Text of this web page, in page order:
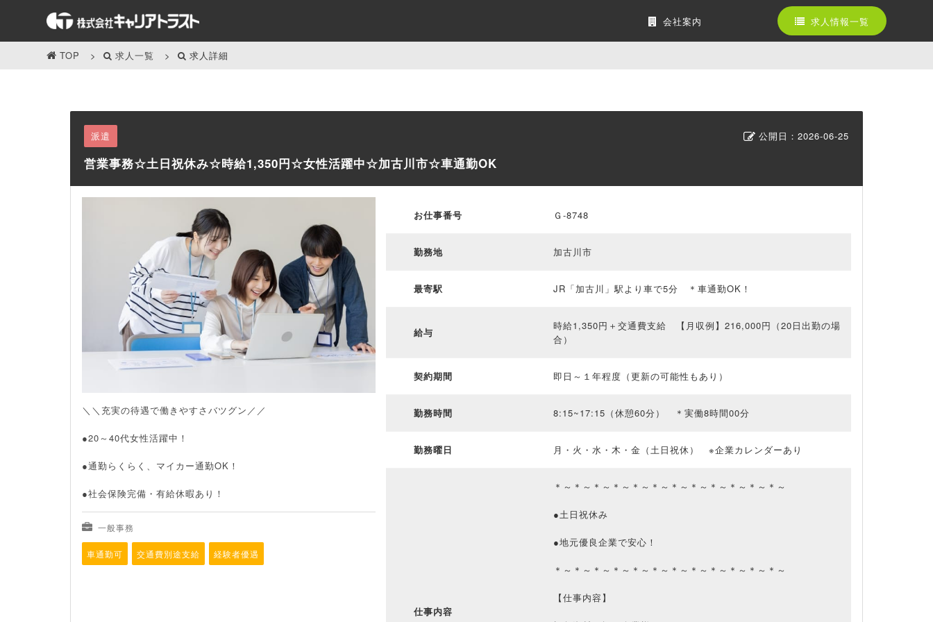
会社案内 求人情報一覧
TOP 求人一覧 求人詳細
公開日：2026-06-25
派遣
営業事務☆土日祝休み☆時給1,350円☆女性活躍中☆加古川市☆車通勤OK
＼＼充実の待遇で働きやすさバツグン／／
●20～40代女性活躍中！
●通勤らくらく、マイカー通勤OK！
●社会保険完備・有給休暇あり！
一般事務
車通勤可 交通費別途支給 経験者優遇
お仕事番号 Ｇ-8748
勤務地 加古川市
最寄駅 JR「加古川」駅より車で5分 ＊車通勤OK！
給与
時給1,350円＋交通費支給 【月収例】216,000円（20日出勤の場
合）
契約期間 即日～１年程度（更新の可能性もあり）
勤務時間 8:15~17:15（休憩60分） ＊実働8時間00分
勤務曜日 月・火・水・木・金（土日祝休） ※企業カレンダーあり
仕事内容
＊～＊～＊～＊～＊～＊～＊～＊～＊～＊～＊～＊～
●土日祝休み
●地元優良企業で安心！
＊～＊～＊～＊～＊～＊～＊～＊～＊～＊～＊～＊～
【仕事内容】